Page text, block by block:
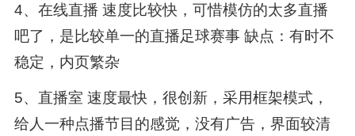
4、在线直播 速度比较快，可惜模仿的太多直播
吧了，是比较单一的直播足球赛事 缺点：有时不
稳定，内页繁杂
5、直播室 速度最快，很创新，采用框架模式，
给人一种点播节目的感觉，没有广告，界面较清